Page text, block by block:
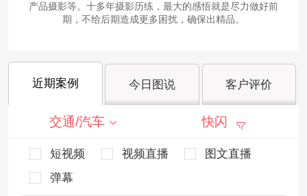
产品摄影等。十多年摄影历练，最大的感悟就是尽力做好前
期，不给后期造成更多困扰，确保出精品。
近期案例 今日图说 客户评价
交通/汽车 快闪
短视频 视频直播
图文直播
弹幕